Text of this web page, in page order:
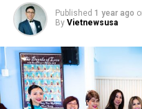
Published 1 year ago
By Vietnewsusa